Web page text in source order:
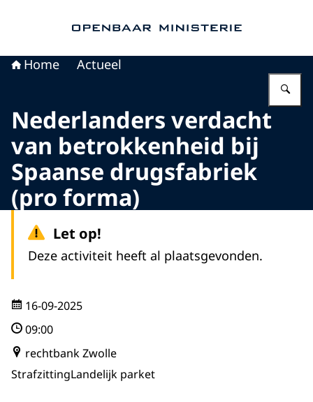
Home Actueel
Nederlanders verdacht
van betrokkenheid bij
Spaanse drugsfabriek
(pro forma)
Let op!
Deze activiteit heeft al plaatsgevonden.
16-09-2025
09:00
rechtbank Zwolle
StrafzittingLandelijk parket